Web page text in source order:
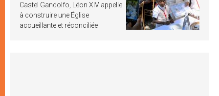
Castel Gandolfo, Léon XIV appelle
à construire une Église
accueillante et réconciliée